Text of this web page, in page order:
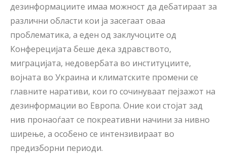
дезинформациите имаа можност да дебатираат за
различни области кои ја засегаат оваа
проблематика, а еден од заклучоците од
Конферецијата беше дека здравството,
миграцијата, недовербата во институциите,
војната во Украина и климатските промени се
главните наративи, кои го сочинуваат пејзажот на
дезинформации во Европа. Оние кои стојат зад
нив пронаоѓаат се покреативни начини за нивно
ширење, а особено се интензивираат во
предизборни периоди.